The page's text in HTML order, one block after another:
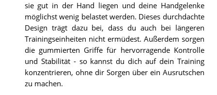
sie gut in der Hand liegen und deine Handgelenke
möglichst wenig belastet werden. Dieses durchdachte
Design trägt dazu bei, dass du auch bei längeren
Trainingseinheiten nicht ermüdest. Außerdem sorgen
die gummierten Griffe für hervorragende Kontrolle
und Stabilität - so kannst du dich auf dein Training
konzentrieren, ohne dir Sorgen über ein Ausrutschen
zu machen.